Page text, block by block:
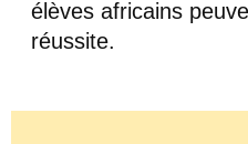
élèves africains
réussite.